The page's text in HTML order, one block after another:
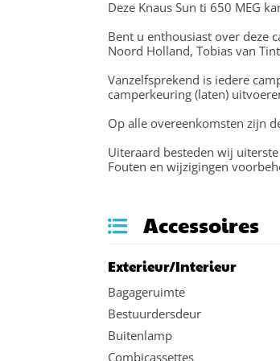
Deze Knaus Sun ti 650 MEG
Bent u enthousiast over deze
Noord Holland, Tobias van
Vanzelfsprekend is iedere
camperkeuring (laten)
Op alle overeenkomsten zijn
Uiteraard besteden wij
Fouten en wijzigingen
Accessoires
Exterieur/Interieur
Bagageruimte
Bestuurdersdeur
Buitenlamp
Combicassettes